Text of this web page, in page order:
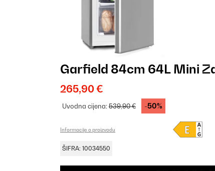
Garfield 84cm 64L Mini
265,90 €
Uvodna cijena:539,90 € -50%
Informacije o proizvodu
ŠIFRA: 10034550